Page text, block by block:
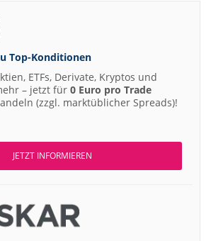
Top-Konditionen
ETFs, Derivate, Kryptos und
– jetzt für 0 Euro pro Trade
(zzgl. marktüblicher Spreads)!
JETZT INFORMIEREN